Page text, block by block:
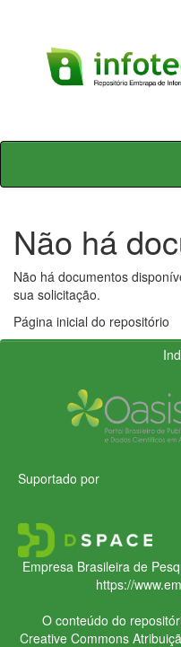
Skip
Não há
Não há documentos
sua solicitação.
Página inicial do repositório
Suportado por
Empresa Brasileira de
https://
O conteúdo do
Creative Commons